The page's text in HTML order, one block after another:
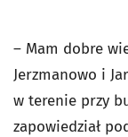
– Mam dobre
Jerzmanowo i
w terenie przy
zapowiedział